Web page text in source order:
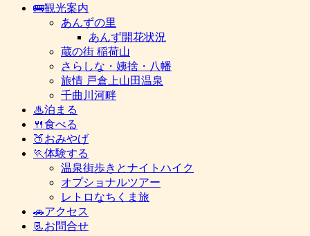
🚌観光案内
あんずの里
あんず開花状況
蔵の街 稲荷山
さらしな・姨捨・八幡
旅情 戸倉上山田温泉
千曲川河畔
♨泊まる
🍴食べる
🍑おみやげ
🏃体験する
温泉街歩きとナイトハイク
オプショナルツアー
レトロなちくま旅
🚗アクセス
📃お問合せ